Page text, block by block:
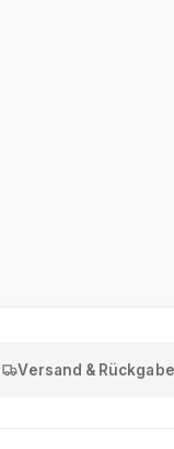
Versand & Rückgabe